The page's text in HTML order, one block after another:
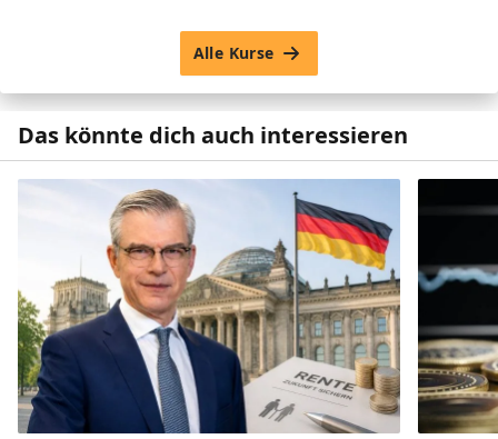
Alle Kurse
Das könnte dich auch interessieren